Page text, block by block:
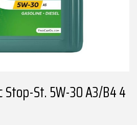
Stop-St. 5W-30 A3/B4 4